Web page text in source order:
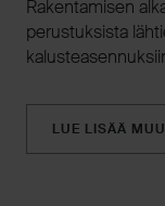
Rakentamisen
perustuksista
LUE LISÄÄ